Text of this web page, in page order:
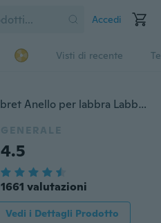
Accedi
Visti di recente
2pz Acciaio chirurgico Cz Labret Anello per labbra Labbra Piercing Gioielli Tragus Nail Lip Stud 16G Pin 5/16 "8mm
GENERALE
4.5
1661 valutazioni
Vedi i Dettagli Prodotto